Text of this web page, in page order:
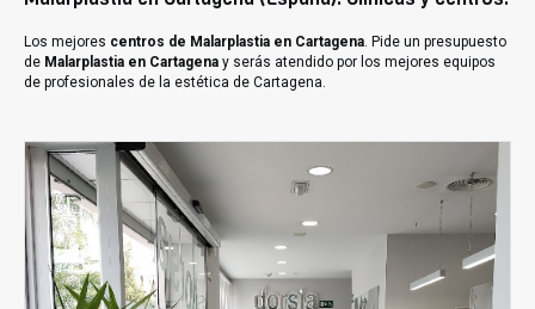
Los mejores centros de Malarplastia en Cartagena. Pide un presupuesto
de Malarplastia en Cartagena y serás atendido por los mejores equipos
de profesionales de la estética de Cartagena.